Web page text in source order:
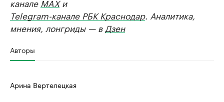
Telegram-канале РБК Краснодар. Аналитика,
мнения, лонгриды — в Дзен
Авторы
Арина Вертелецкая